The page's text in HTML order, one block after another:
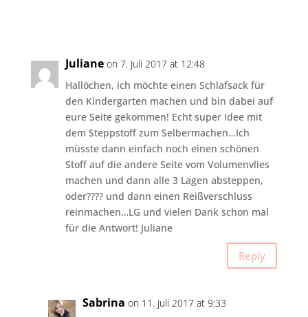
Juliane on 7. Juli 2017 at 12:48
Hallöchen, ich möchte einen Schlafsack für
den Kindergarten machen und bin dabei auf
eure Seite gekommen! Echt super Idee mit
dem Steppstoff zum Selbermachen…Ich
müsste dann einfach noch einen schönen
Stoff auf die andere Seite vom Volumenvlies
machen und dann alle 3 Lagen absteppen,
oder???? und dann einen Reißverschluss
reinmachen…LG und vielen Dank schon mal
für die Antwort! Juliane
Reply
Sabrina on 11. Juli 2017 at 9:33